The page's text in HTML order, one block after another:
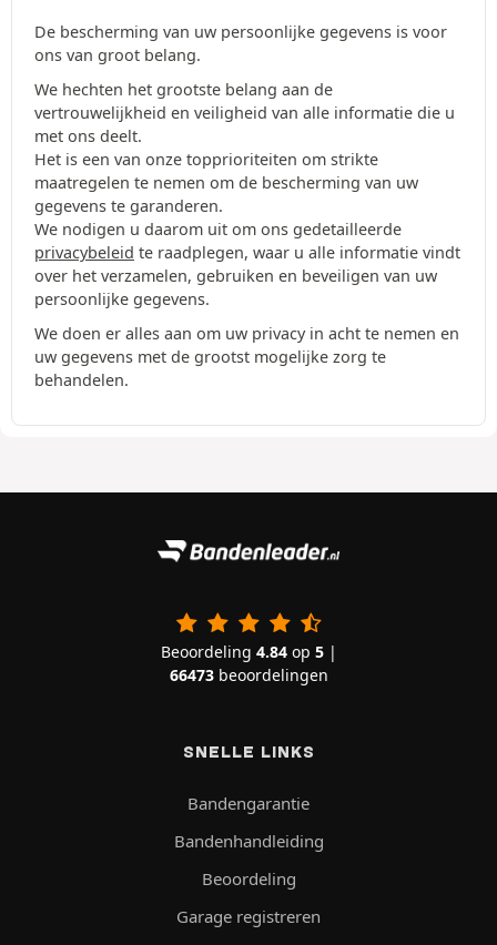
De bescherming van uw persoonlijke gegevens is voor
ons van groot belang.
We hechten het grootste belang aan de
vertrouwelijkheid en veiligheid van alle informatie die u
met ons deelt.
Het is een van onze topprioriteiten om strikte
maatregelen te nemen om de bescherming van uw
gegevens te garanderen.
We nodigen u daarom uit om ons gedetailleerde
privacybeleid te raadplegen, waar u alle informatie vindt
over het verzamelen, gebruiken en beveiligen van uw
persoonlijke gegevens.
We doen er alles aan om uw privacy in acht te nemen en
uw gegevens met de grootst mogelijke zorg te
behandelen.
Beoordeling 4.84op 5|
66473beoordelingen
SNELLE LINKS
Bandengarantie
Bandenhandleiding
Beoordeling
Garage registreren